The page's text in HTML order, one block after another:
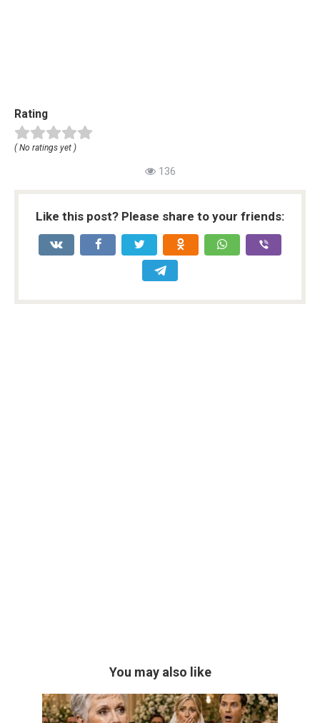
Rating
( No ratings yet )
136
Like this post? Please share to your friends:
You may also like